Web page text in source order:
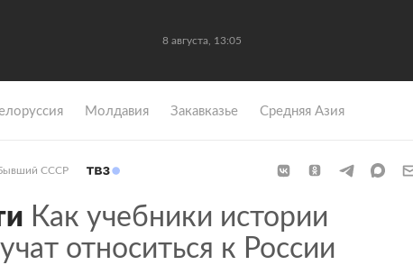
8 августа, 13:05
Молдавия Закавказье Средняя Азия
СССР
Как учебники истории
относиться к России